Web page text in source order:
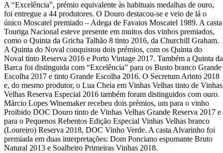
A “Excelência”, prémio equivalente às habituais medalhas de ouro,
foi entregue a 44 produtores. O Douro destacou-se e veio de lá o
único Moscatel premiado – Adega de Favaios Moscatel 1989. A casta
Touriga Nacional esteve presente em muitos dos vinhos premiados,
como o Quinta da Gricha Talhão 8 tinto 2016, da Churchill Graham.
A Quinta do Noval conquistou dois prémios, com os Quinta do
Noval tinto Reserva 2016 e Porto Vintage 2017. Também a Quinta da
Barca foi distinguida com “Excelência” para os Busto branco Grande
Escolha 2017 e tinto Grande Escolha 2016. O Secretum Arinto 2018
e, do mesmo produtor, o Lua Cheia em Vinhas Velhas tinto de Vinhas
Velhas Reserva Especial 2016 também foram distinguidos com ouro.
Márcio Lopes Winemaker recebeu dois prémios, um para o vinho
Proibido DOC Douro tinto de Vinhas Velhas Grande Reserva 2017 e
para o Pequenos Rebentos Edição Especial Vinhas Velhas branco
(Loureiro) Reserva 2018, DOC Vinho Verde. A casta Alvarinho foi
premiada em duas interpretações: Dom Ponciano espumante Bruto
Natural 2013 e Soalheiro Primeiras Vinhas 2018.